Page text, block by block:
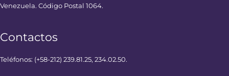
Venezuela. Código Postal 1064.
Contactos
Teléfonos: (+58-212) 239.81.25, 234.02.50.